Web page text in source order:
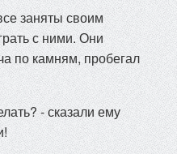
заняты своим
с ними. Они
по камням, пробегал
- сказали ему